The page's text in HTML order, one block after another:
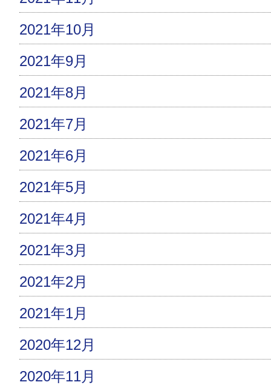
2021年10月
2021年9月
2021年8月
2021年7月
2021年6月
2021年5月
2021年4月
2021年3月
2021年2月
2021年1月
2020年12月
2020年11月